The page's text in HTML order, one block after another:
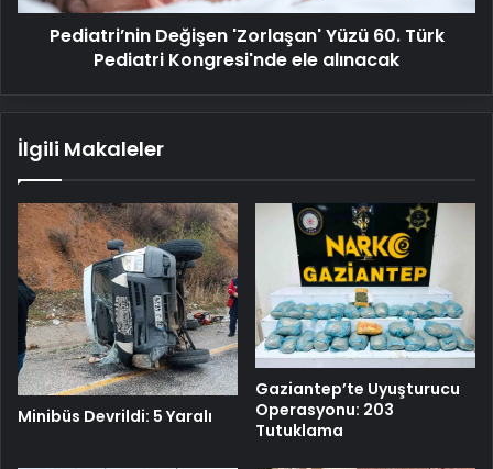
ele
alınacakPediatri’nin Değişen 'Zorlaşan' Yüzü 60. Türk
Pediatri Kongresi'nde ele alınacak
İlgili Makaleler
Minibüs Devrildi: 5 Yaralı
Gaziantep’te Uyuşturucu
Operasyonu: 203
Tutuklama